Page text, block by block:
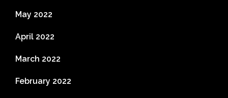
May 2022
April 2022
March 2022
February 2022